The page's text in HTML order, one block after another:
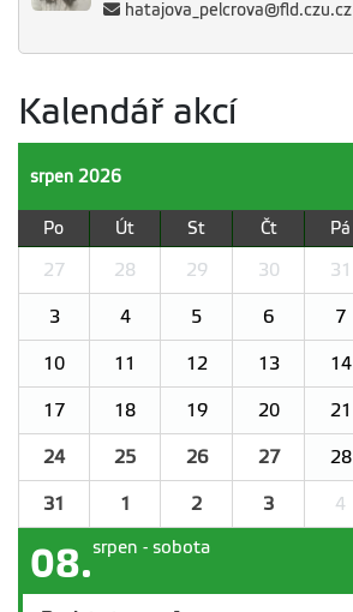
hatajova_pelcrova@fld.czu.cz
Kalendář akcí
srpen 2026
Po Út St Čt Pá
27 28 29 30 31
3 4 5 6 7
10 11 12 13 14
17 18 19 20 21
24 25 26 27 28
31 1 2 3 4
08.srpen - sobota